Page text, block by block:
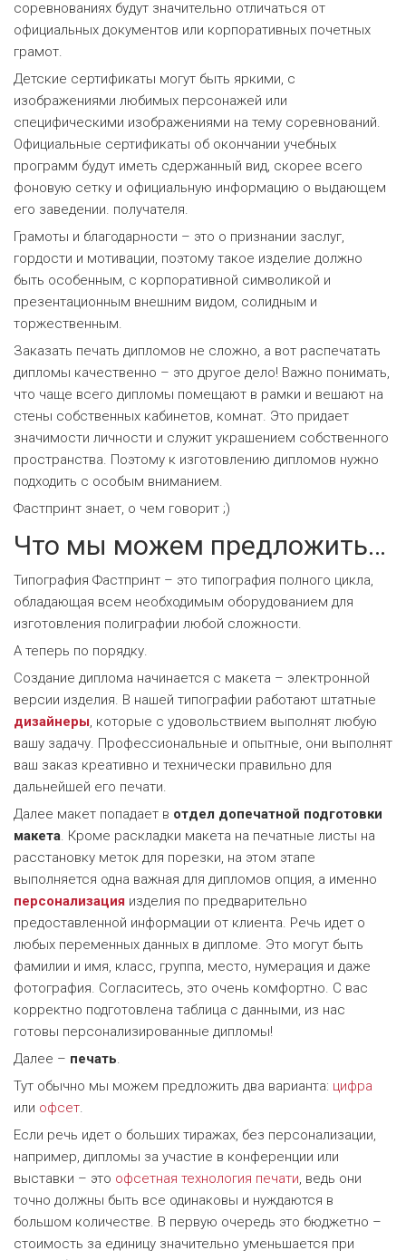
соревнованиях будут значительно отличаться от
официальных документов или корпоративных почетных
грамот.
Детские сертификаты могут быть яркими, с
изображениями любимых персонажей или
специфическими изображениями на тему соревнований.
Официальные сертификаты об окончании учебных
программ будут иметь сдержанный вид, скорее всего
фоновую сетку и официальную информацию о выдающем
его заведении. получателя.
Грамоты и благодарности – это о признании заслуг,
гордости и мотивации, поэтому такое изделие должно
быть особенным, с корпоративной символикой и
презентационным внешним видом, солидным и
торжественным.
Заказать печать дипломов не сложно, а вот распечатать
дипломы качественно – это другое дело! Важно понимать,
что чаще всего дипломы помещают в рамки и вешают на
стены собственных кабинетов, комнат. Это придает
значимости личности и служит украшением собственного
пространства. Поэтому к изготовлению дипломов нужно
подходить с особым вниманием.
Фастпринт знает, о чем говорит ;)
Что мы можем предложить…
Типография Фастпринт – это типография полного цикла,
обладающая всем необходимым оборудованием для
изготовления полиграфии любой сложности.
А теперь по порядку.
Создание диплома начинается с макета – электронной
версии изделия. В нашей типографии работают штатные
дизайнеры, которые с удовольствием выполнят любую
вашу задачу. Профессиональные и опытные, они выполнят
ваш заказ креативно и технически правильно для
дальнейшей его печати.
Далее макет попадает в отдел допечатной подготовки
макета. Кроме раскладки макета на печатные листы на
расстановку меток для порезки, на этом этапе
выполняется одна важная для дипломов опция, а именно
персонализация изделия по предварительно
предоставленной информации от клиента. Речь идет о
любых переменных данных в дипломе. Это могут быть
фамилии и имя, класс, группа, место, нумерация и даже
фотография. Согласитесь, это очень комфортно. С вас
корректно подготовлена таблица с данными, из нас
готовы персонализированные дипломы!
Далее – печать.
Тут обычно мы можем предложить два варианта: цифра
или офсет.
Если речь идет о больших тиражах, без персонализации,
например, дипломы за участие в конференции или
выставки – это офсетная технология печати, ведь они
точно должны быть все одинаковы и нуждаются в
большом количестве. В первую очередь это бюджетно –
стоимость за единицу значительно уменьшается при